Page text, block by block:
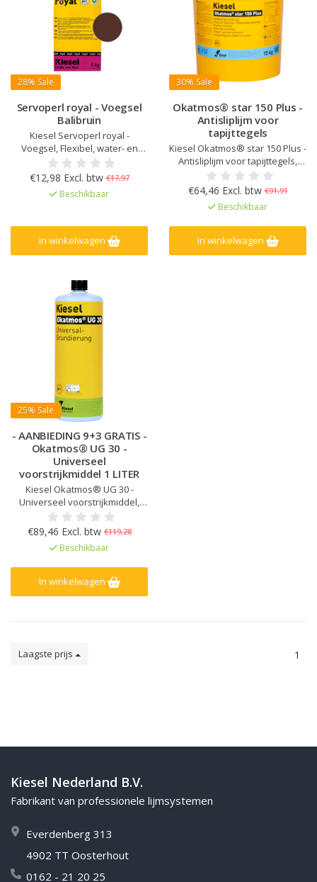
28% Sale
Servoperl royal - Voegsel
Balibruin
Kiesel Servoperl royal -
Voegsel, Flexibel, water- en
vuilafstotend, Voor 1 - 10 mm
voegbreedte, Voor wand en
vloer, binnen, buiten en in natte
ruimtes, Verhoogde weerstand
mechanisch belastbaar en
slijtvast
€12,98 Excl. btw €17,97
Beschikbaar
In winkelwagen
30% Sale
Okatmos® star 150 Plus -
Antisliplijm voor
tapijttegels
Kiesel Okatmos® star 150 Plus -
Antisliplijm voor tapijttegels,
Eenvoudige verwerking,
Onbegrensde plaatsingstijd,
Oplosmiddelvrij, Speciaal voor
vrij liggende vloerbedekking,
Antislip
€64,46 Excl. btw €91,91
Beschikbaar
In winkelwagen
25% Sale
- AANBIEDING 9+3 GRATIS -
Okatmos® UG 30 -
Universeel
voorstrijkmiddel 1 LITER
Kiesel Okatmos® UG 30 -
Universeel voorstrijkmiddel,
Snel drogend, Tot 1:1
verdunbaar, Voor zuigende en
niet-zuigende ondergronden,
Voor binnen, buiten en vochtige
ondergronden, Oplosmiddelvrij
en heel emissiearm
€89,46 Excl. btw €119,28
Beschikbaar
In winkelwagen
Laagste prijs 1
Kiesel Nederland B.V.
Fabrikant van professionele lijmsystemen
Everdenberg 313
4902 TT Oosterhout
0162 - 21 20 25